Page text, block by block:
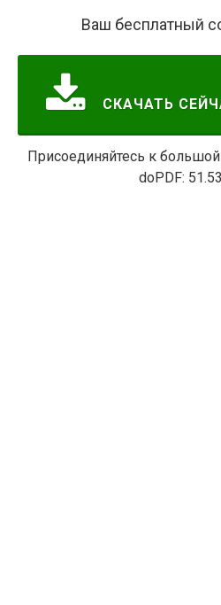
Ваш бесплатный
СКАЧАТЬ
Присоединяйтесь к
doPDF: